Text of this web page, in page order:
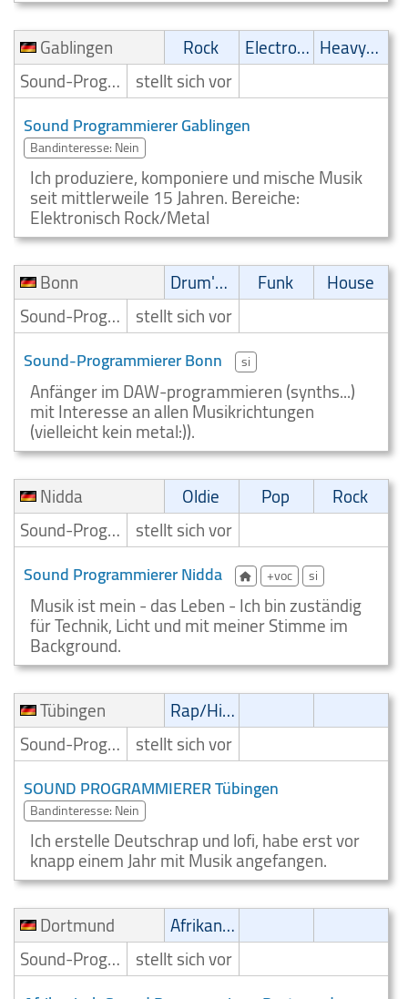
Gablingen
Rock Electronic
Heavy-Metal
Sound-Programmierer stellt sich vor
Sound Programmierer Gablingen
Bandinteresse: Nein
Ich produziere, komponiere und mische Musik
seit mittlerweile 15 Jahren. Bereiche:
Elektronisch Rock/Metal
Bonn
Drum'n' Bass Funk
House
Sound-Programmierer stellt sich vor
Sound-Programmierer Bonn si
Anfänger im DAW-programmieren (synths...)
mit Interesse an allen Musikrichtungen
(vielleicht kein metal:)).
Nidda
Oldie Pop
Rock
Sound-Programmierer stellt sich vor
Sound Programmierer Nidda +voc si
Musik ist mein - das Leben - Ich bin zuständig
für Technik, Licht und mit meiner Stimme im
Background.
Tübingen
Rap/Hip-Hop/RnB
Sound-Programmierer stellt sich vor
SOUND PROGRAMMIERER Tübingen
Bandinteresse: Nein
Ich erstelle Deutschrap und lofi, habe erst vor
knapp einem Jahr mit Musik angefangen.
Dortmund
Afrikanisch
Sound-Programmierer stellt sich vor